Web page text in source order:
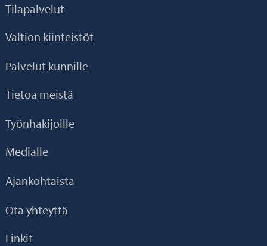
Tilapalvelut
Valtion kiinteistöt
Palvelut kunnille
Tietoa meistä
Työnhakijoille
Medialle
Ajankohtaista
Ota yhteyttä
Linkit